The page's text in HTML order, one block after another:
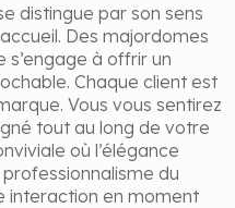
distingue par son sens
Des majordomes
s’engage à offrir un
Chaque client est
Vous vous sentirez
tout au long de votre
où l’élégance
du
interaction en moment